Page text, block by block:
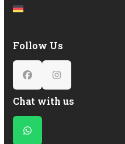
Follow Us
FacebookInstagram
Chat with us
Whatsapp